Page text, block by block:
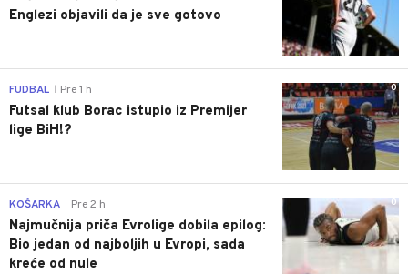
Englezi objavili da je sve gotovo
0
FUDBAL Pre 1 h
Futsal klub Borac istupio iz Premijer
lige BiH!?
0
KOŠARKA Pre 2 h
Najmučnija priča Evrolige dobila epilog:
Bio jedan od najboljih u Evropi, sada
kreće od nule